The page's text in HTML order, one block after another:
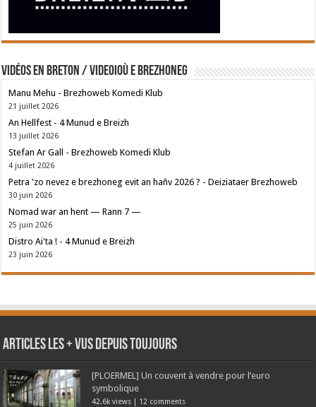
Vidéos en breton / Videoioù e brezhoneg
Manu Mehu - Brezhoweb Komedi Klub
21 juillet 2026
An Hellfest - 4 Munud e Breizh
13 juillet 2026
Stefan Ar Gall - Brezhoweb Komedi Klub
4 juillet 2026
Petra 'zo nevez e brezhoneg evit an hañv 2026 ? - Deiziataer Brezhoweb
30 juin 2026
Nomad war an hent — Rann 7 —
25 juin 2026
Distro Ai'ta ! - 4 Munud e Breizh
23 juin 2026
Articles les + vus depuis toujours
[PLOERMEL] Un couvent à vendre pour l’euro
symbolique
42.6k views | 12 comments